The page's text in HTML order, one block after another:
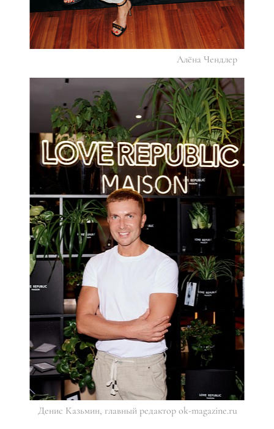
Алёна Чендлер
Денис Казьмин, главный редактор ok-magazine.ru